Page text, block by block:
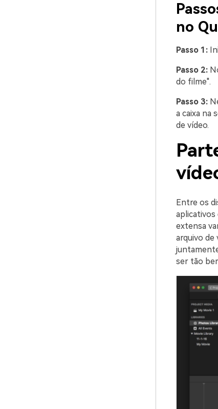
no
Passo 1:
Passo 2:
do filme".
Passo 3:
a caixa na
de vídeo.
Entre os
aplicativos
extensa
arquivo de
ser tão